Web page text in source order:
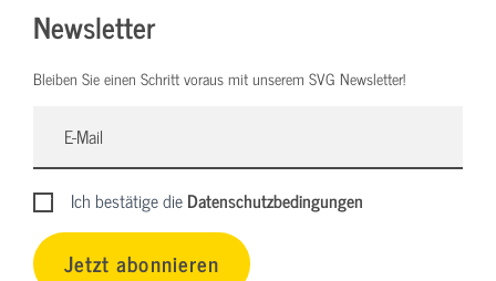
Newsletter
Bleiben Sie einen Schritt voraus mit unserem SVG Newsletter!
Ich bestätige dieDatenschutzbedingungen
Jetzt abonnieren